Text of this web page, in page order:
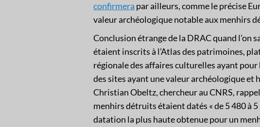
confirmera par ailleurs, comme le précise
valeur archéologique notable aux menhirs
Conclusion étrange de la DRAC quand l’on
étaient inscrits à l’Atlas des patrimoines,
régionale des affaires culturelles ayant
des sites ayant une valeur archéologique
Christian Obeltz, chercheur au CNRS,
menhirs détruits étaient datés « de 5 480 à
datation la plus haute obtenue pour un